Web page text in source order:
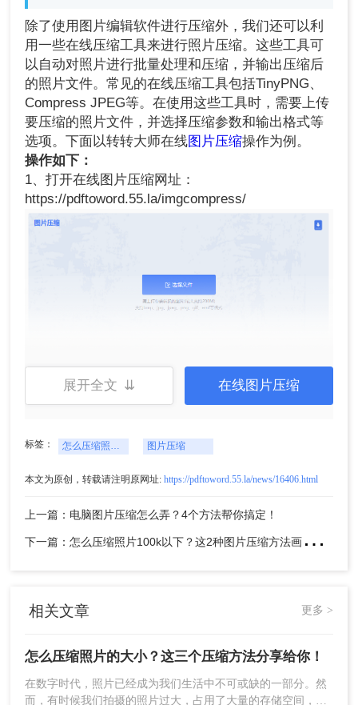
除了使用图片编辑软件进行压缩外，我们还可以利
用一些在线压缩工具来进行照片压缩。这些工具可
以自动对照片进行批量处理和压缩，并输出压缩后
的照片文件。常见的在线压缩工具包括TinyPNG、
Compress JPEG等。在使用这些工具时，需要上传
要压缩的照片文件，并选择压缩参数和输出格式等
选项。下面以转转大师在线图片压缩操作为例。
操作如下：
1、打开在线图片压缩网址：
https://pdftoword.55.la/imgcompress/
2、上传要压缩的图片，支持多种图片格式哦~
3、在压缩的时候你还可以转换图片的格式哦，选择
展开全文 ⇊ 在线图片压缩
标签： 怎么压缩照片的大小 图片压缩
本文为原创，转载请注明原网址: https://pdftoword.55.la/news/16406.html
上一篇：电脑图片压缩怎么弄？4个方法帮你搞定！
下
一篇：怎么压缩照片100k以下？这2种图片压缩方法画质无损！
相关文章 更多 >
怎么压缩照片的大小？这三个压缩方法分享给你！
​在数字时代，照片已经成为我们生活中不可或缺的一部分。然
而，有时候我们拍摄的照片过大，占用了大量的存储空间，或